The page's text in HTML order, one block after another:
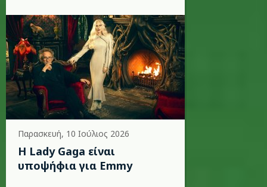
Παρασκευή, 10 Ιούλιος 2026
Η Lady Gaga είναι
υποψήφια για Emmy